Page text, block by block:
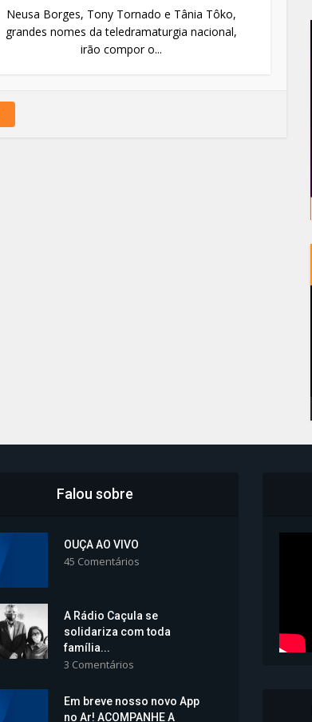
Neusa Borges, Tony Tornado e Tânia Tôko,
grandes nomes da teledramaturgia nacional,
irão compor o...
Falou sobre
OUÇA AO VIVO
45 Comentários
A Rádio Caçula se
solidariza com toda
família...
3 Comentários
Em breve nosso novo App
no Ar! ACOMPANHE A